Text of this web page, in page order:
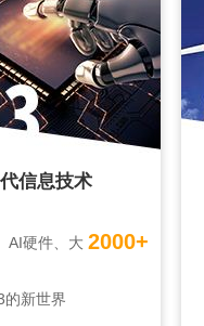
信息技术
2000+
AI硬件、大
的新世界